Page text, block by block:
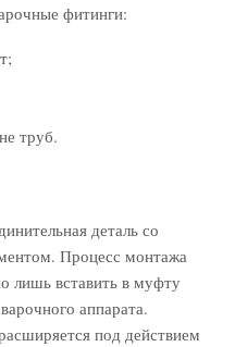
фитинги:
труб.
деталь со
Процесс монтажа
лишь вставить в муфту
аппарата.
под действием